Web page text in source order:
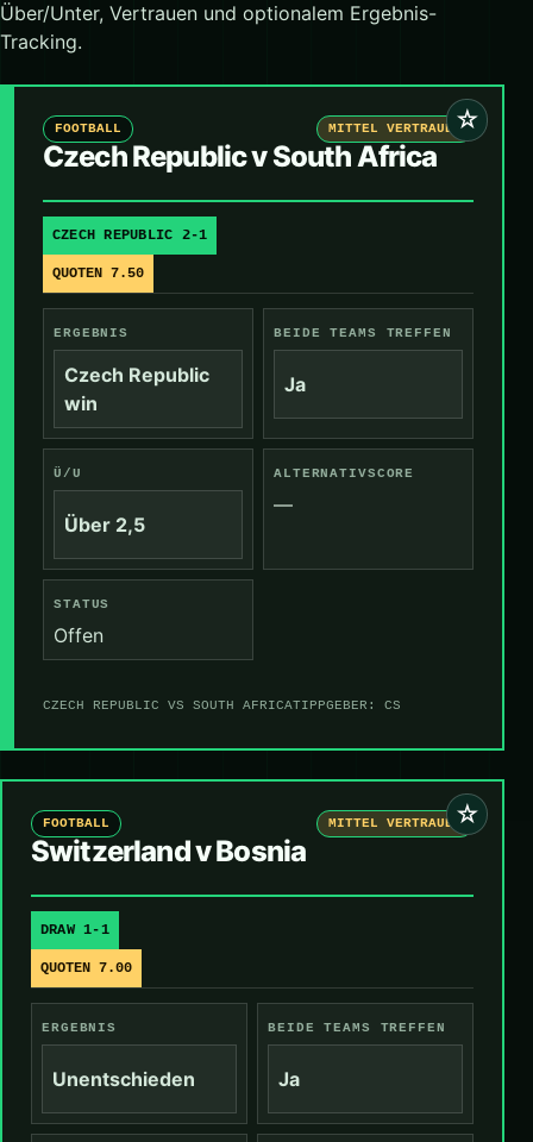
Über/Unter, Vertrauen und optionalem Ergebnis-
Tracking.
☆
FOOTBALL MITTEL VERTRAUEN
Czech Republic v South Africa
CZECH REPUBLIC 2-1
QUOTEN 7.50
ERGEBNIS
Czech Republic
win
BEIDE TEAMS TREFFEN
Ja
Ü/U
Über 2,5
ALTERNATIVSCORE
—
STATUS
Offen
CZECH REPUBLIC VS SOUTH AFRICATIPPGEBER: CS
☆
FOOTBALL MITTEL VERTRAUEN
Switzerland v Bosnia
DRAW 1-1
QUOTEN 7.00
ERGEBNIS
Unentschieden
BEIDE TEAMS TREFFEN
Ja